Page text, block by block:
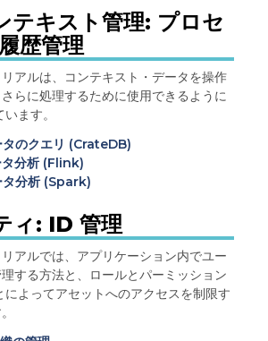
テキスト管理: プロセ
歴管理
アルは、コンテキスト・データを操作
らに処理するために使用できるように
ます。
タのクエリ (CrateDB)
タ分析 (Flink)
タ分析 (Spark)
ィ: ID 管理
アルでは、アプリケーション内でユー
する方法と、ロールとパーミッション
によってアセットへのアクセスを制限す